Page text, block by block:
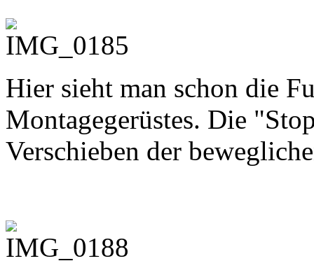
Hier sieht man schon die
Montagegerüstes. Die
Verschieben der